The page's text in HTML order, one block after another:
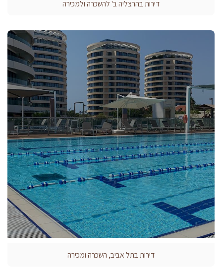
דירות בהרצליה ב' להשכרה ולמכירה
דירות בתל אביב, השכרה ומכירה